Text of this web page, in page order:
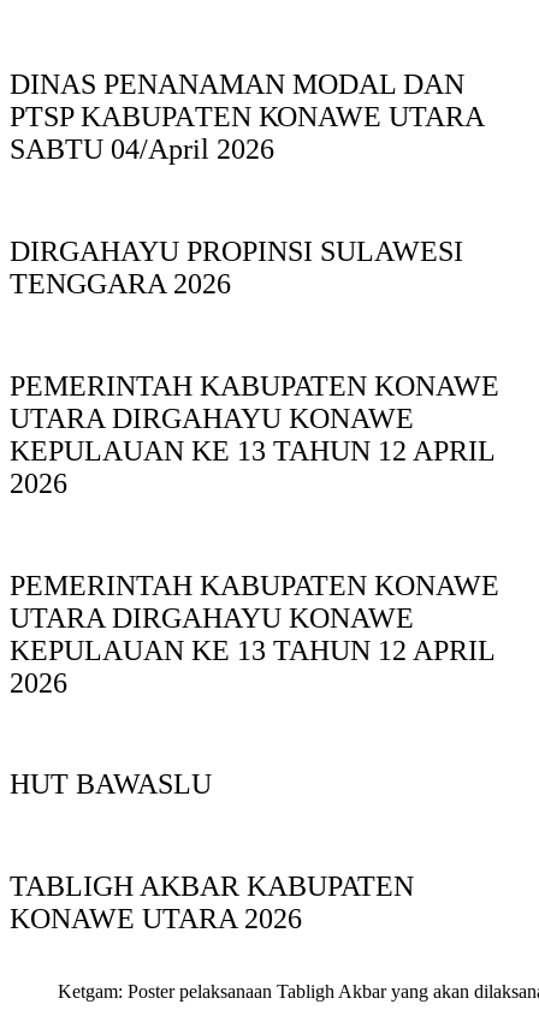
DINAS PΕΝΑΝΑΜAN MODAL DAN
PTSP KABUPAΤΕΝ ΚΟNAWE UTARA
SABTU 04/April 2026
DIRGAHAYU PROPINSI SULAWESI
TENGGARA 2026
PEMERINTAH KABUPATEN KONAWE
UTARA DIRGAHAYU KONAWE
KEPULAUAN KE 13 TAHUN 12 APRIL
2026
PEMERINTAH KABUPATEN KONAWE
UTARA DIRGAHAYU KONAWE
KEPULAUAN KE 13 TAHUN 12 APRIL
2026
HUT BAWASLU
TABLIGH AKBAR KABUPATEN
KONAWE UTARA 2026
Ketgam: Poster pelaksanaan Tabligh Akbar yang akan